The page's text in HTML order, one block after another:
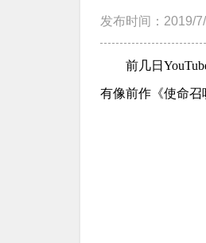
发布时间：2019/
前几日
有像前作《使命召